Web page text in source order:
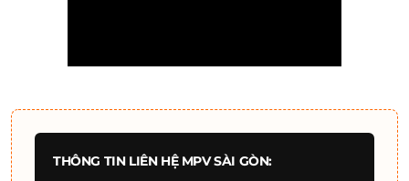
THÔNG TIN LIÊN HỆ MPV SÀI GÒN: